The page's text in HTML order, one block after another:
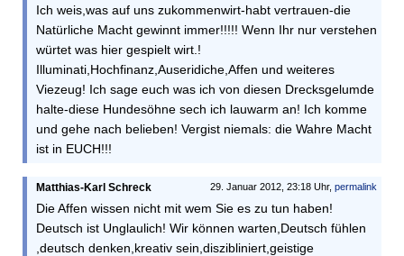
Ich weis,was auf uns zukommenwirt-habt vertrauen-die
Natürliche Macht gewinnt immer!!!!! Wenn Ihr nur verstehen
würtet was hier gespielt wirt.!
Illuminati,Hochfinanz,Auseridiche,Affen und weiteres
Viezeug! Ich sage euch was ich von diesen Drecksgelumde
halte-diese Hundesöhne sech ich lauwarm an! Ich komme
und gehe nach belieben! Vergist niemals: die Wahre Macht
ist in EUCH!!!
29. Januar 2012, 23:18 Uhr, permalink
Matthias-Karl Schreck
Die Affen wissen nicht mit wem Sie es zu tun haben!
Deutsch ist Unglaulich! Wir können warten,Deutsch fühlen
,deutsch denken,kreativ sein,diszibliniert,geistige